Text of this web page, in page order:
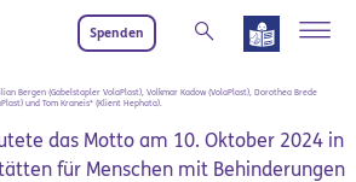
Spenden
Bergen (Gabelstapler VolaPlast), Volkmar Kadow (VolaPlast), Dorothea Brede
und Tom Kraneis* (Klient Hephata).
das Motto am 10. Oktober 2024 in
für Menschen mit Behinderungen